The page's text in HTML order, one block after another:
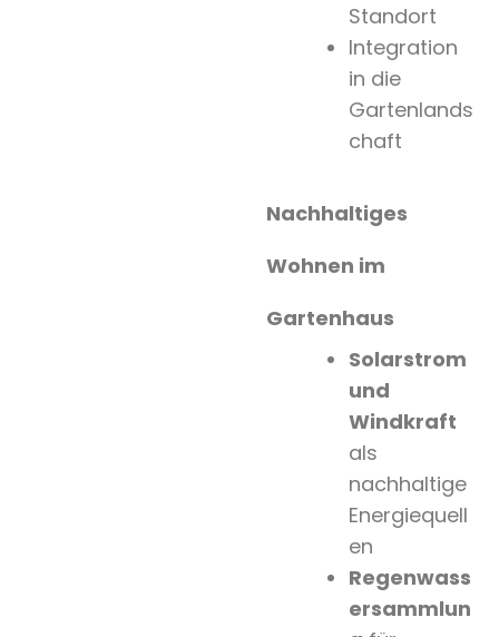
Standort
Integration
in die
Gartenlands
chaft
Nachhaltiges
Wohnen im
Gartenhaus
Solarstrom
und
Windkraft
als
nachhaltige
Energiequell
en
Regenwass
ersammlun